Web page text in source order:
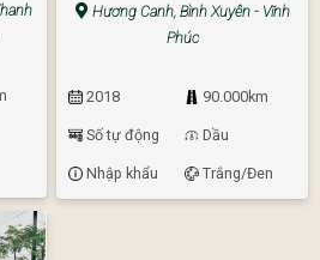
Hương Canh, Bình Xuyên - Vĩnh
Phúc
2018 90.000km
Số tự động Dầu
Nhập khẩu Trắng/Đen